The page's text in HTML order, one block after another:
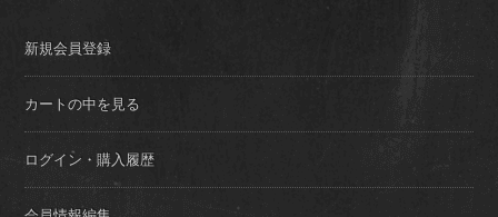
新規会員登録
カートの中を見る
ログイン・購入履歴